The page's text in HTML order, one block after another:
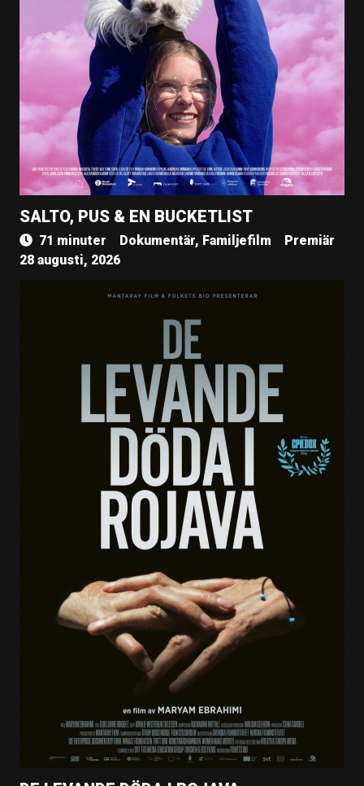
SALTO, PUS & EN BUCKETLIST
71 minuter Dokumentär, Familjefilm
Premiär
28 augusti, 2026